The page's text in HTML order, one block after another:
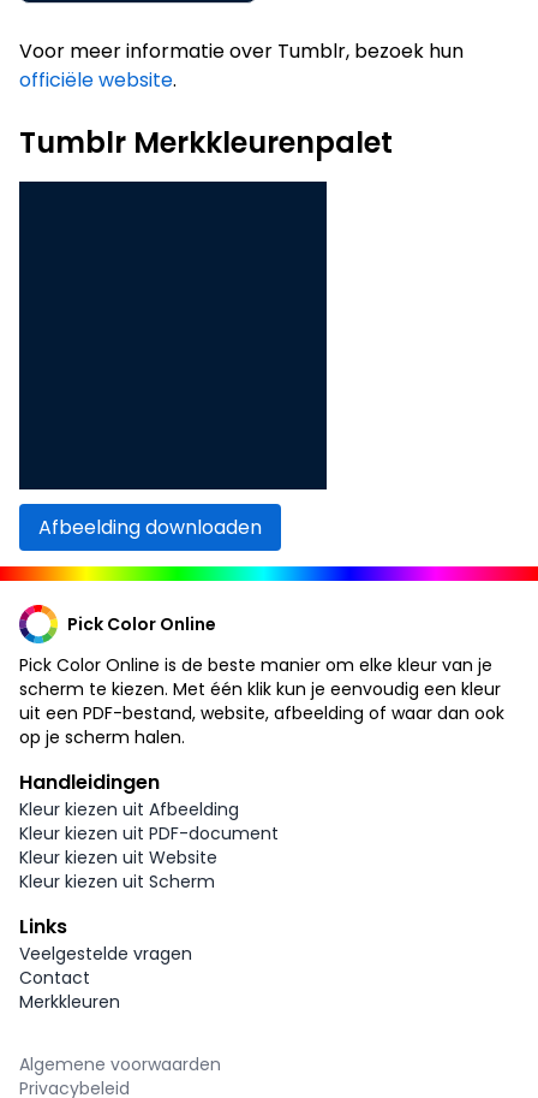
Voor meer informatie over Tumblr, bezoek hun
officiële website.
Tumblr Merkkleurenpalet
Afbeelding downloaden
Pick Color Online
Pick Color Online is de beste manier om elke kleur van je
scherm te kiezen. Met één klik kun je eenvoudig een kleur
uit een PDF-bestand, website, afbeelding of waar dan ook
op je scherm halen.
Handleidingen
Kleur kiezen uit Afbeelding
Kleur kiezen uit PDF-document
Kleur kiezen uit Website
Kleur kiezen uit Scherm
Links
Veelgestelde vragen
Contact
Merkkleuren
Algemene voorwaarden
Privacybeleid